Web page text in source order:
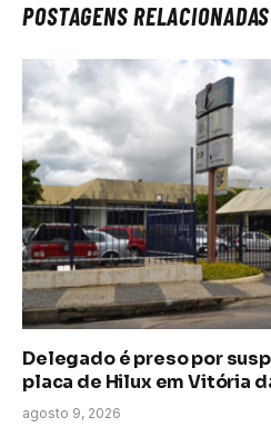
POSTAGENS RELACIONADAS
Delegado é preso por
placa de Hilux em Vitória
agosto 9, 2026